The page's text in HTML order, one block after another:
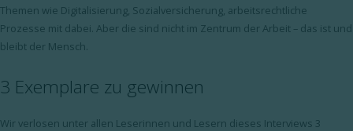
Themen wie Digitalisierung, Sozialversicherung, arbeitsrechtliche
Prozesse mit dabei. Aber die sind nicht im Zentrum der Arbeit – das ist und
bleibt der Mensch.
3 Exemplare zu gewinnen
Wir verlosen unter allen Leserinnen und Lesern dieses Interviews 3